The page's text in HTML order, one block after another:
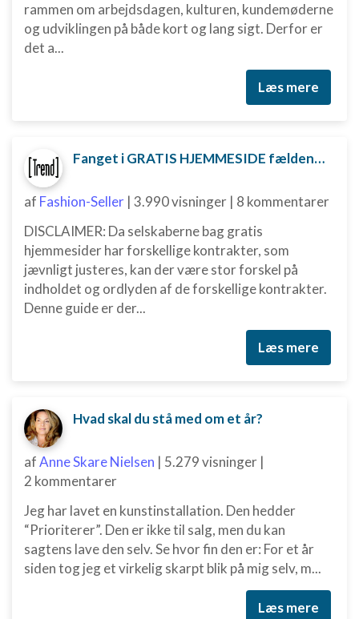
rammen om arbejdsdagen, kulturen, kundemøderne
og udviklingen på både kort og lang sigt. Derfor er
det a...
Læs mere
Fanget i GRATIS HJEMMESIDE fælden? Sådan kan du måske komme ud af aftalen
af Fashion-Seller | 3.990 visninger | 8 kommentarer
DISCLAIMER: Da selskaberne bag gratis
hjemmesider har forskellige kontrakter, som
jævnligt justeres, kan der være stor forskel på
indholdet og ordlyden af de forskellige kontrakter.
Denne guide er der...
Læs mere
Hvad skal du stå med om et år?
afAnne Skare Nielsen | 5.279 visninger |
2 kommentarer
Jeg har lavet en kunstinstallation. Den hedder
“Prioriterer”. Den er ikke til salg, men du kan
sagtens lave den selv. Se hvor fin den er: For et år
siden tog jeg et virkelig skarpt blik på mig selv, m...
Læs mere